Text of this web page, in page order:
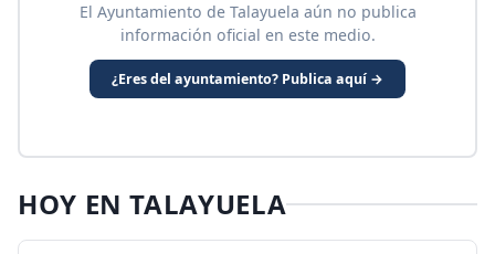
El Ayuntamiento de Talayuela aún no publica
información oficial en este medio.
¿Eres del ayuntamiento? Publica aquí →
HOY EN TALAYUELA